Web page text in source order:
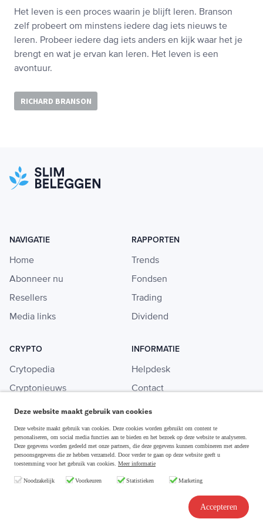
Het leven is een proces waarin je blijft leren. Branson
zelf probeert om minstens iedere dag iets nieuws te
leren. Probeer iedere dag iets anders en kijk waar het je
brengt en wat je ervan kan leren. Het leven is een
avontuur.
RICHARD BRANSON
NAVIGATIE
Home
Abonneer nu
Resellers
Media links
RAPPORTEN
Trends
Fondsen
Trading
Dividend
CRYPTO
Crytopedia
Cryptonieuws
Crypto koopgids
Investeren in crypto
INFORMATIE
Helpdesk
Contact
Adverteren
Disclaimer & Privacy
Algemene Voorwaarden
Deze website maakt gebruik van cookies
Deze website maakt gebruik van cookies. Deze cookies worden gebruikt om content te
personaliseren, om social media functies aan te bieden en het bezoek op deze website te analyseren.
Deze gegevens worden gedeeld met onze partners, die deze gegevens kunnen combineren met andere
persoonsgegevens die ze hebben verzameld. Door verder te gaan op deze website geeft u
toestemming voor het gebruik van cookies. Meer informatie
Noodzakelijk Voorkeuren Statistieken Marketing
Accepteren